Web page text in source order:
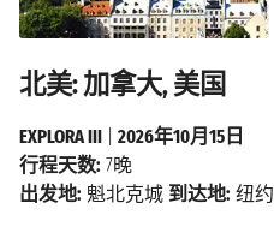
北美: 加拿大, 美国
EXPLORA III
2026年10月15日
行程天数: 7晚
出发地: 魁北克城 到达地: 纽约